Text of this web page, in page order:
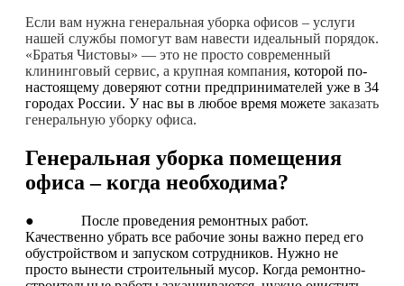
Если вам нужна генеральная уборка офисов – услуги
нашей службы помогут вам навести идеальный порядок.
«Братья Чистовы» — это не просто современный
клининговый сервис, а крупная компания, которой по-
настоящему доверяют сотни предпринимателей уже в 34
городах России. У нас вы в любое время можете заказать
генеральную уборку офиса.
Генеральная уборка помещения
офиса – когда необходима?
● После проведения ремонтных работ.
Качественно убрать все рабочие зоны важно перед его
обустройством и запуском сотрудников. Нужно не
просто вынести строительный мусор. Когда ремонтно-